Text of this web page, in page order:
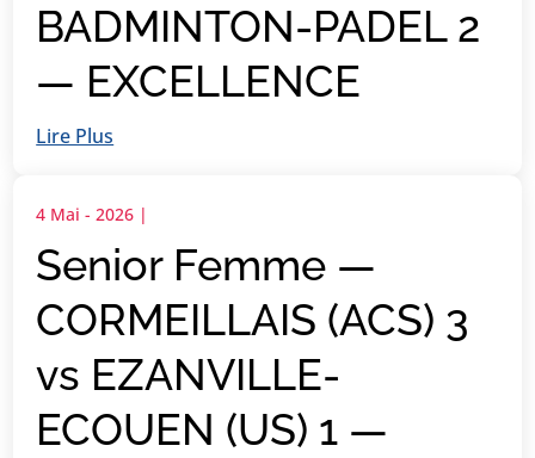
BADMINTON-PADEL 2
— EXCELLENCE
Lire Plus
Senior Femme —
CORMEILLAIS (ACS) 3
vs EZANVILLE-
ECOUEN (US) 1 —
4 Mai - 2026 |